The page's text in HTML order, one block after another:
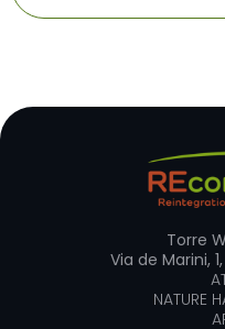
Torre
Via de Marini,
NATURE